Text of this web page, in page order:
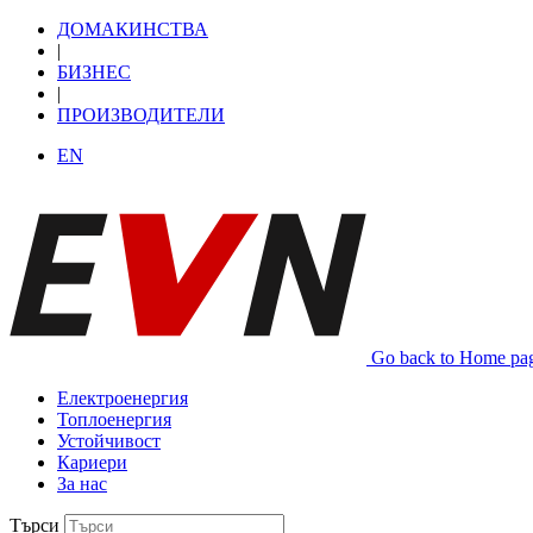
ДОМАКИНСТВА
|
БИЗНЕС
|
ПРОИЗВОДИТЕЛИ
EN
Go back to Home
Електроенергия
Топлоенергия
Устойчивост
Кариери
За нас
Търси